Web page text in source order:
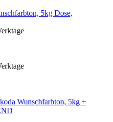
5kg Dose,